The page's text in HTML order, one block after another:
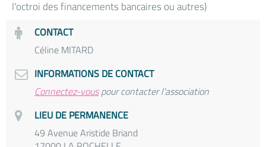
l'octroi des financements bancaires ou autres)
CONTACT
Céline MITARD
INFORMATIONS DE CONTACT
Connectez-vouspour contacter l'association
LIEU DE PERMANENCE
49 Avenue Aristide Briand